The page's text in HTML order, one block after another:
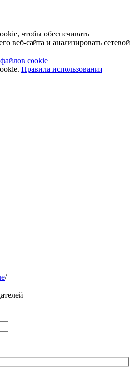
чтобы обеспечивать
веб-сайта и анализировать сетевой
cookie
Правила использования
/